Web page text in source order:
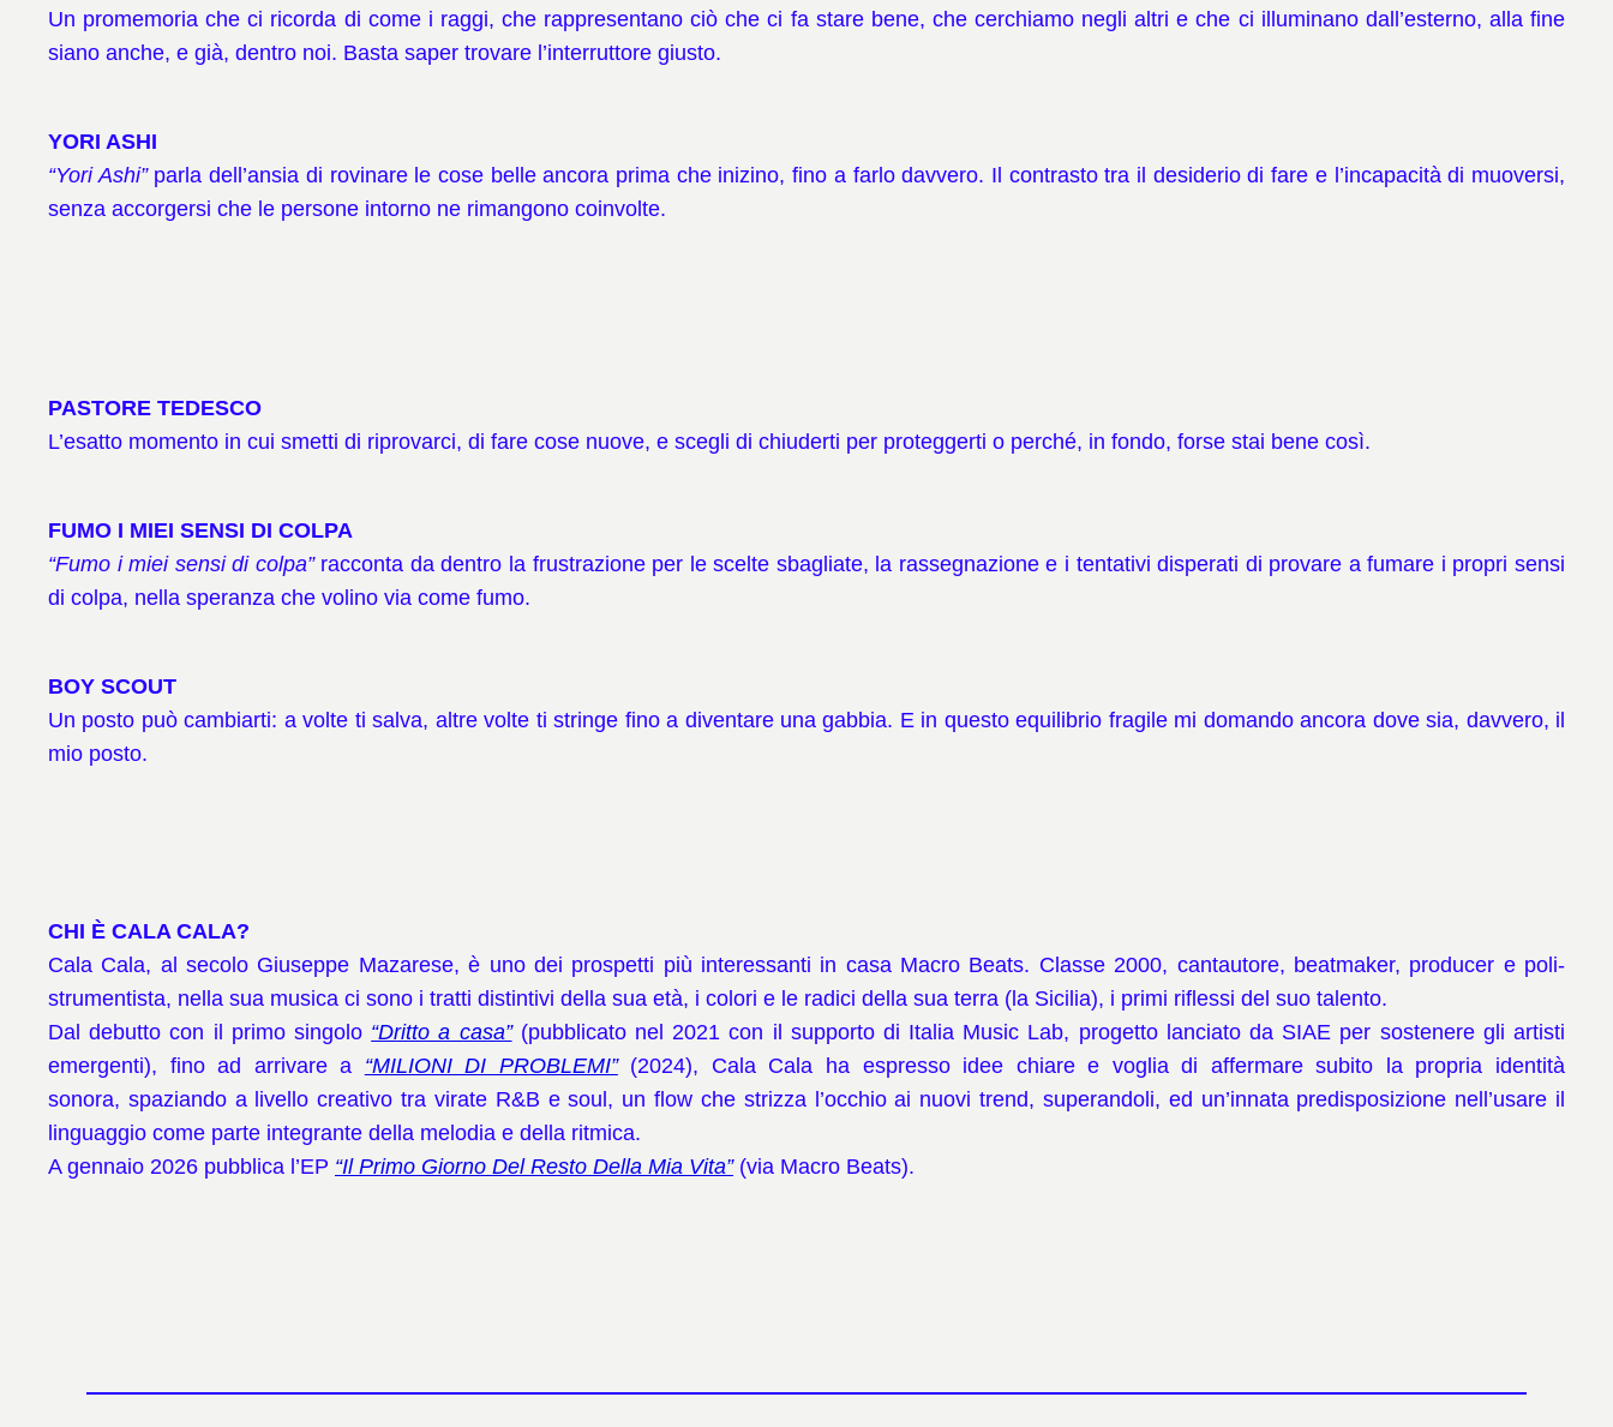
Un promemoria che ci ricorda di come i raggi, che rappresentano ciò che ci fa stare bene, che cerchiamo negli altri e che ci illuminano dall’esterno, alla fine
siano anche, e già, dentro noi. Basta saper trovare l’interruttore giusto.
YORI ASHI
“Yori Ashi” parla dell’ansia di rovinare le cose belle ancora prima che inizino, fino a farlo davvero. Il contrasto tra il desiderio di fare e l’incapacità di muoversi,
senza accorgersi che le persone intorno ne rimangono coinvolte.
PASTORE TEDESCO
L’esatto momento in cui smetti di riprovarci, di fare cose nuove, e scegli di chiuderti per proteggerti o perché, in fondo, forse stai bene così.
FUMO I MIEI SENSI DI COLPA
“Fumo i miei sensi di colpa” racconta da dentro la frustrazione per le scelte sbagliate, la rassegnazione e i tentativi disperati di provare a fumare i propri sensi
di colpa, nella speranza che volino via come fumo.
BOY SCOUT
Un posto può cambiarti: a volte ti salva, altre volte ti stringe fino a diventare una gabbia. E in questo equilibrio fragile mi domando ancora dove sia, davvero, il
mio posto.
CHI È CALA CALA?
Cala Cala, al secolo Giuseppe Mazarese, è uno dei prospetti più interessanti in casa Macro Beats. Classe 2000, cantautore, beatmaker, producer e poli-
strumentista, nella sua musica ci sono i tratti distintivi della sua età, i colori e le radici della sua terra (la Sicilia), i primi riflessi del suo talento.
Dal debutto con il primo singolo “Dritto a casa”(pubblicato nel 2021 con il supporto di Italia Music Lab, progetto lanciato da SIAE per sostenere gli artisti
emergenti), fino ad arrivare a “MILIONI DI PROBLEMI”(2024), Cala Cala ha espresso idee chiare e voglia di affermare subito la propria identità
sonora, spaziando a livello creativo tra virate R&B e soul, un flow che strizza l’occhio ai nuovi trend, superandoli, ed un’innata predisposizione nell’usare il
linguaggio come parte integrante della melodia e della ritmica.
A gennaio 2026 pubblica l’EP “Il Primo Giorno Del Resto Della Mia Vita” (via Macro Beats).